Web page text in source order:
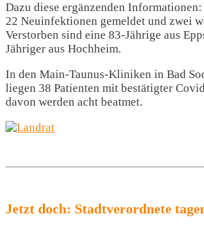
Dazu diese ergänzenden
22 Neuinfektionen gemeldet und zwei
Verstorben sind eine 83-Jährige aus
Jähriger aus Hochheim.
In den Main-Taunus-Kliniken in Bad
liegen 38 Patienten mit bestätigter
davon werden acht beatmet.
Jetzt doch: Stadtverordnete